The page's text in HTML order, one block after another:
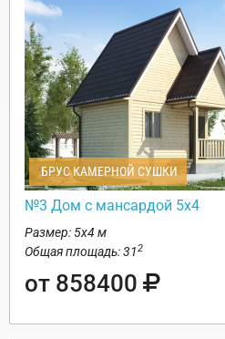
БРУС КАМЕРНОЙ СУШКИ
№3 Дом с мансардой 5х4
Размер: 5х4 м
Общая площадь: 312
от 858400